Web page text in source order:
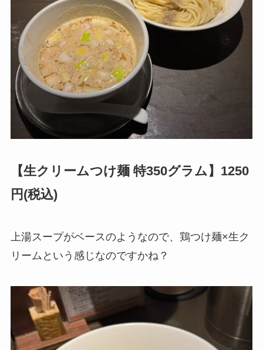
【生クリームつけ麺 特350グラム】1250
円(税込)
上湯スープがベースのようなので、鶏つけ麺×生ク
リームという感じなのですかね？